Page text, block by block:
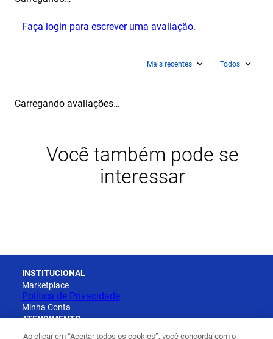
Faça login para escrever uma avaliação.
Mais recentes Todos
Carregando avaliações…
Você também pode se
interessar
INSTITUCIONAL
Marketplace
Política de Privacidade
Minha Conta
ATENDIMENTO
Cadastro
Ao clicar em “Aceitar todos os cookies”, você concorda com o